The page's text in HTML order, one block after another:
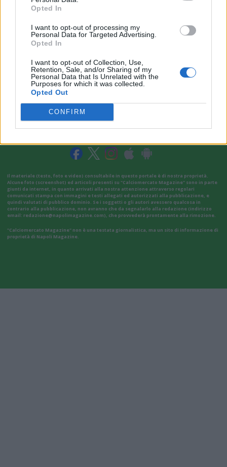
Opted In
I want to opt-out of processing my
Personal Data for Targeted Advertising.
Opted In
I want to opt-out of Collection, Use,
Retention, Sale, and/or Sharing of my
Personal Data that Is Unrelated with the
Purposes for which it was collected.
Opted Out
CONFIRM
VAI ALLA VERSIONE CLASSICA
Il materiale (testo, foto e video) consultabile in questo portale è di nostra proprietà.
Alcune foto (screenshot) ed articoli presenti su "Calciomercato Magazine" sono in parte
giunti da internet, in quanto arrivati alla nostra attenzione attraverso regolari
comunicati stampa con immagini e testi allegati ed autorizzati alla pubblicazione, e
quindi valutati di pubblico dominio. Se i soggetti o gli autori avessero qualcosa in
contrario alla pubblicazione, non avranno che da segnalarlo alla redazione (indirizzo
email: redazione@napolimagazine.com), che provvederà prontamente alla rimozione.
"Calciomercato Magazine" non è una testata giornalistica, ma un sito di informazione di
proprietà di Napoli Magazine.